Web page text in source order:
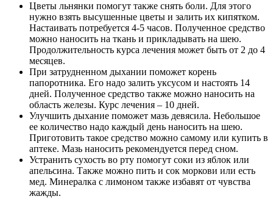
Цветы льнянки помогут также снять боли. Для этого
нужно взять высушенные цветы и залить их кипятком.
Настаивать потребуется 4-5 часов. Полученное средство
можно наносить на ткань и прикладывать на шею.
Продолжительность курса лечения может быть от 2 до 4
месяцев.
При затрудненном дыхании поможет корень
папоротника. Его надо залить уксусом и настоять 14
дней. Полученное средство также можно наносить на
область железы. Курс лечения – 10 дней.
Улучшить дыхание поможет мазь девясила. Небольшое
ее количество надо каждый день наносить на шею.
Приготовить такое средство можно самому или купить в
аптеке. Мазь наносить рекомендуется перед сном.
Устранить сухость во рту помогут соки из яблок или
апельсина. Также можно пить и сок моркови или есть
мед. Минералка с лимоном также избавят от чувства
жажды.